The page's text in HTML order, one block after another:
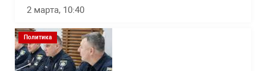
2 марта, 10:40
Политика